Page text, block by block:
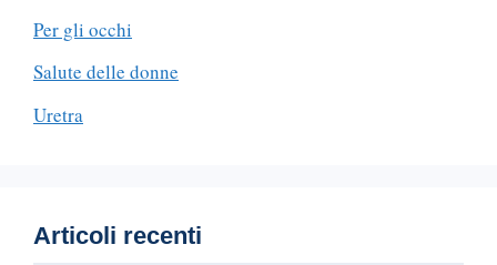
Per gli occhi
Salute delle donne
Uretra
Articoli recenti